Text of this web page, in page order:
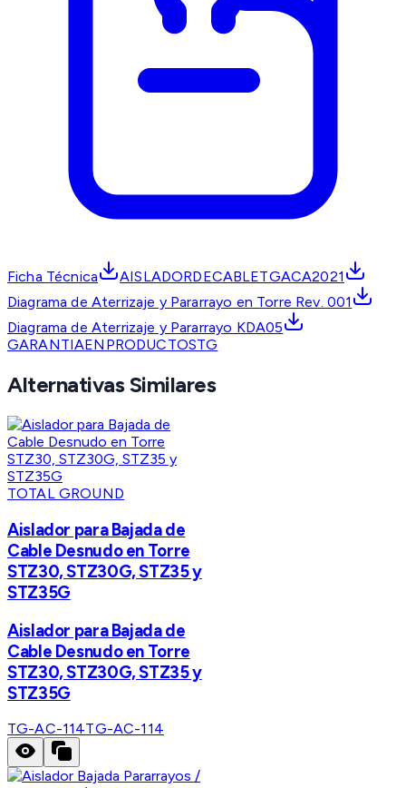
Ficha Técnica
AISLADORDECABLETGACA2021
Diagrama de Aterrizaje y Pararrayo en Torre Rev. 001
Diagrama de Aterrizaje y Pararrayo KDA05
GARANTIAENPRODUCTOSTG
Alternativas Similares
TOTAL GROUND
Aislador para Bajada de
Cable Desnudo en Torre
STZ30, STZ30G, STZ35 y
STZ35G
Aislador para Bajada de
Cable Desnudo en Torre
STZ30, STZ30G, STZ35 y
STZ35G
TG-AC-114TG-AC-114